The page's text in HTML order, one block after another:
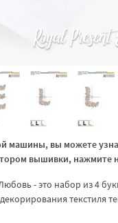
машины, вы можете
вышивки, нажмите
- это набор из 4
текстиля